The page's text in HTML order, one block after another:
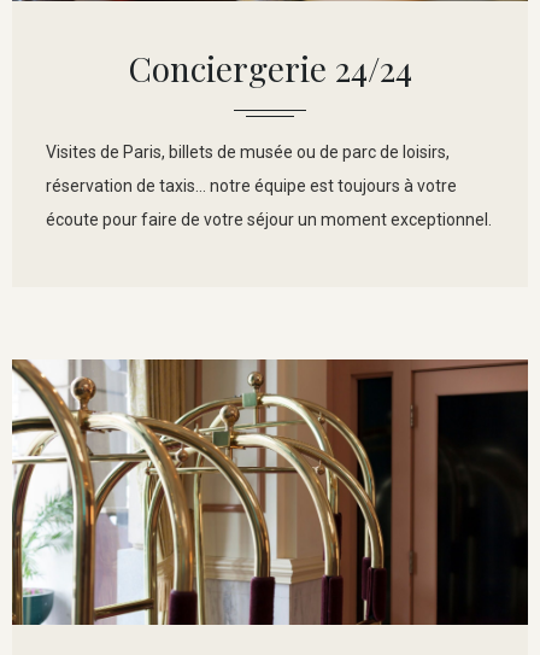
Conciergerie 24/24
Visites de Paris, billets de musée ou de parc de loisirs,
réservation de taxis… notre équipe est toujours à votre
écoute pour faire de votre séjour un moment exceptionnel.